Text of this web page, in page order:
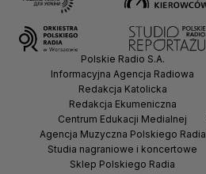
Polskie Radio S.A.
Informacyjna Agencja Radiowa
Redakcja Katolicka
Redakcja Ekumeniczna
Centrum Edukacji Medialnej
Agencja Muzyczna Polskiego Radia
Studia nagraniowe i koncertowe
Sklep Polskiego Radia